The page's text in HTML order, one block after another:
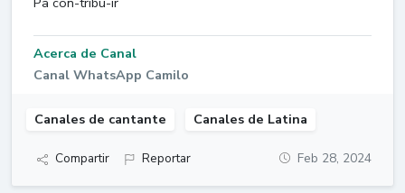
Acerca de Canal
Canal WhatsApp Camilo
Canales de cantante Canales de Latina
Compartir Reportar Feb 28, 2024